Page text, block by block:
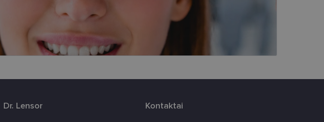
Dr. Lensor Kontaktai
įrangos atakos prieš žiniatinklio formas.
naudojamas unikaliems vartotojams atskirti, atsitiktinai
veiktų tinkamai.